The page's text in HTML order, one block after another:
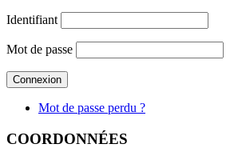
Identifiant
Mot de passe
Mot de passe perdu ?
COORDONNÉES